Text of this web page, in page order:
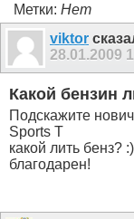
Метки: Нет
viktor
28.01.2009
Какой бензин
Подскажите
Sports T
какой лить бенз?
благодарен!